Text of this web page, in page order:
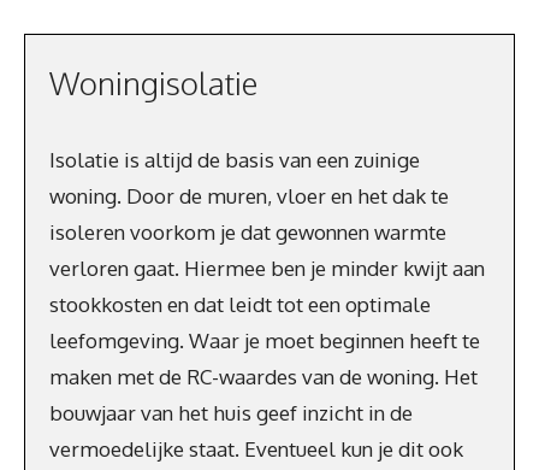
Woningisolatie
Isolatie is altijd de basis van een zuinige
woning. Door de muren, vloer en het dak te
isoleren voorkom je dat gewonnen warmte
verloren gaat. Hiermee ben je minder kwijt aan
stookkosten en dat leidt tot een optimale
leefomgeving. Waar je moet beginnen heeft te
maken met de RC-waardes van de woning. Het
bouwjaar van het huis geef inzicht in de
vermoedelijke staat. Eventueel kun je dit ook